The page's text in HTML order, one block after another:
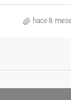
hace 8